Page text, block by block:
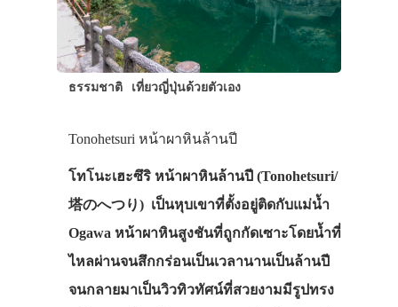
ธรรมชาติ เที่ยวญี่ปุ่นด้วยตัวเอง
Tonohetsuri หน้าผาหินล้านปี
โทโนะเฮะซึริ หน้าผาหินล้านปี (Tonohetsuri/
塔のへつり) เป็นหุบเขาที่ตั้งอยู่ติดกับแม่น้ำ
Ogawa หน้าผาหินสูงชันที่ถูกกัดเซาะโดยน้ำที่
ไหลผ่านจนสึกกร่อนเป็นเวลานานเป็นล้านปี
จนกลายมาเป็นวิวทิวทัศน์ที่สวยงามมีรูปทรง